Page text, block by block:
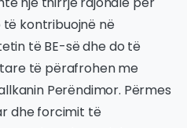
kontribuojnë në
të BE-së dhe do të
të përafrohen me
Perëndimor. Përmes
dhe forcimit të